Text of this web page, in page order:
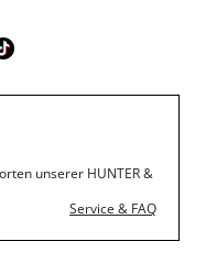
unserer HUNTER &
Service & FAQ